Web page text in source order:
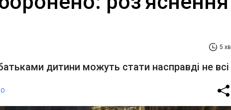
5 хв
дитини можуть стати насправді не всі